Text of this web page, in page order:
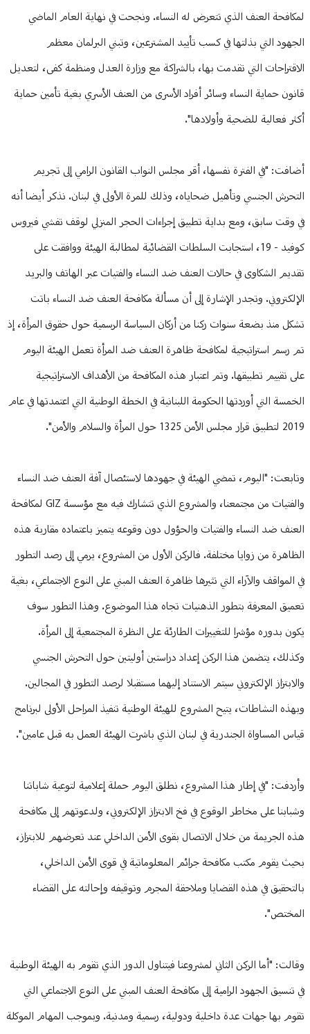
لمكافحة العنف الذي تتعرض له النساء. ونجحت في نهاية العام الماضي
الجهود التي بذلتها في كسب تأييد المشترعين، وتبني البرلمان معظم
الاقتراحات التي تقدمت بها، بالشراكة مع وزارة العدل ومنظمة كفى، لتعديل
قانون حماية النساء وسائر أفراد الأسرى من العنف الأسري بغية تأمين حماية
أكثر فعالية للضحية وأولادها".
أضافت: "في الفترة نفسها، أقر مجلس النواب القانون الرامي إلى تجريم
التحرش الجنسي وتأهيل ضحاياه، وذلك للمرة الأولى في لبنان. نذكر أيضا أنه
في وقت سابق، ومع بداية تطبيق إجراءات الحجر المنزلي لوقف تفشي فيروس
كوفيد - 19، استجابت السلطات القضائية لمطالبة الهيئة ووافقت على
تقديم الشكاوى في حالات العنف ضد النساء والفتيات عبر الهاتف والبريد
الإلكتروني. وتجدر الإشارة إلى أن مسألة مكافحة العنف ضد النساء باتت
تشكل منذ بضعة سنوات ركنا من أركان السياسة الرسمية حول حقوق المرأة، إذ
تم رسم استراتيجية لمكافحة ظاهرة العنف ضد المرأة تعمل الهيئة اليوم
على تقييم تطبيقها. وتم اعتبار هذه المكافحة من الأهداف الاستراتيجية
الخمسة التي أوردتها الحكومة اللبنانية في الخطة الوطنية التي اعتمدتها في عام
2019 لتطبيق قرار مجلس الأمن 1325 حول المرأة والسلام والأمن".
وتابعت: "اليوم، تمضي الهيئة في جهودها لاستئصال آفة العنف ضد النساء
والفتيات من مجتمعنا، والمشروع الذي تتشارك فيه مع مؤسسة GIZ لمكافحة
العنف ضد النساء والفتيات والحؤول دون وقوعه يتميز باعتماده مقاربة هذه
الظاهرة من زوايا مختلفة. فالركن الأول من المشروع، يرمي إلى رصد التطور
في المواقف والآراء التي تثيرها ظاهرة العنف المبني على النوع الاجتماعي، بغية
تعميق المعرفة بتطور الذهنيات تجاه هذا الموضوع. وهذا التطور سوف
يكون بدوره مؤشرا للتغييرات الطارئة على النظرة المجتمعية إلى المرأة.
وكذلك، يتضمن هذا الركن إعداد دراستين أوليتين حول التحرش الجنسي
والابتزاز الإلكتروني سيتم الاستناد إليهما مستقبلا لرصد التطور في المجالين.
وبهذه النشاطات، يتيح المشروع للهيئة الوطنية تنفيذ المراحل الأولى لبرنامج
قياس المساواة الجندرية في لبنان الذي باشرت الهيئة العمل به قبل عامين".
وأردفت: "في إطار هذا المشروع، نطلق اليوم حملة إعلامية لتوعية شاباتنا
وشبابنا على مخاطر الوقوع في فخ الابتزاز الإلكتروني، ولدعوتهم إلى مكافحة
هذه الجريمة من خلال الاتصال بقوى الأمن الداخلي عند تعرضهم للابتزاز،
بحيث يقوم مكتب مكافحة جرائم المعلوماتية في قوى الأمن الداخلي،
بالتحقيق في هذه القضايا وملاحقة المجرم وتوقيفه وإحالته على القضاء
المختص".
وقالت: "أما الركن الثاني لمشروعنا فيتناول الدور الذي تقوم به الهيئة الوطنية
في تنسيق الجهود الرامية إلى مكافحة العنف المبني على النوع الاجتماعي التي
تقوم بها جهات عدة داخلية ودولية، رسمية ومدنية. وبموجب المهام الموكلة